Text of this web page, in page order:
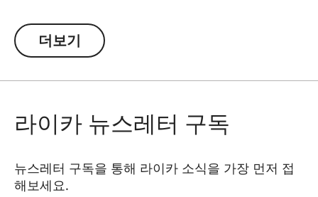
더보기
라이카 뉴스레터 구독
뉴스레터 구독을 통해 라이카 소식을 가장 먼저 접
해보세요.